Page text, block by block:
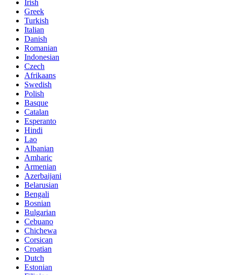
Irish
Greek
Turkish
Italian
Danish
Romanian
Indonesian
Czech
Afrikaans
Swedish
Polish
Basque
Catalan
Esperanto
Hindi
Lao
Albanian
Amharic
Armenian
Azerbaijani
Belarusian
Bengali
Bosnian
Bulgarian
Cebuano
Chichewa
Corsican
Croatian
Dutch
Estonian